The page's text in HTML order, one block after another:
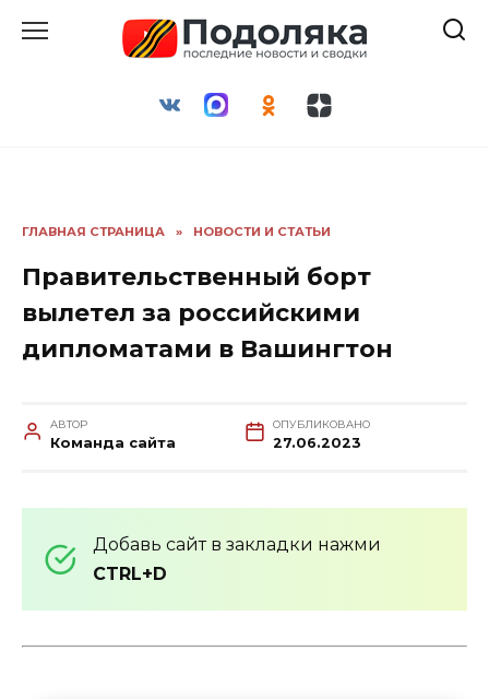
ГЛАВНАЯ СТРАНИЦА » НОВОСТИ И СТАТЬИ
Правительственный борт
вылетел за российскими
дипломатами в Вашингтон
АВТОР
Команда сайта
ОПУБЛИКОВАНО
27.06.2023
Добавь сайт в закладки нажми
CTRL+D